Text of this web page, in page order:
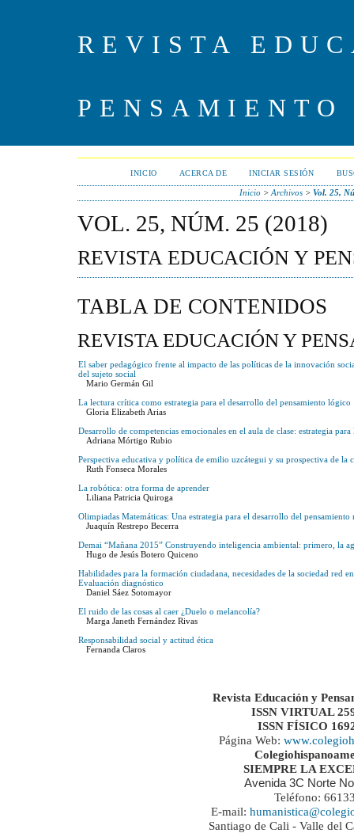
REVISTA
PENSAMIENTO
INICIO ACERCA DE INICIAR SESIÓN
Inicio> Archivos> Vol. 25,
VOL. 25, NÚM. 25 (2018)
REVISTA EDUCACIÓN Y
TABLA DE CONTENIDOS
REVISTA EDUCACIÓN Y
El saber pedagógico frente al impacto de las políticas de la innovación
del sujeto social
Mario Germán Gil
La lectura crítica como estrategia para el desarrollo del pensamiento lógico
Gloria Elizabeth Arias
Desarrollo de competencias emocionales en el aula de clase: estrategia
Adriana Mórtigo Rubio
Perspectiva educativa y política de emilio uzcátegui y su prospectiva de la
Ruth Fonseca Morales
La robótica: otra forma de aprender
Liliana Patricia Quiroga
Olimpiadas Matemáticas: Una estrategia para el desarrollo del pensamiento
Juaquín Restrepo Becerra
Demai “Mañana 2015” Construyendo inteligencia ambiental: primero, la
Hugo de Jesús Botero Quiceno
Habilidades para la formación ciudadana, necesidades de la sociedad red
Evaluación diagnóstico
Daniel Sáez Sotomayor
El ruido de las cosas al caer ¿Duelo o melancolía?
Marga Janeth Fernández Rivas
Responsabilidad social y actitud ética
Fernanda Claros
Revista Educación y
ISSN VIRTUAL
ISSN FÍSICO
Página Web:
SIEMPRE LA
Avenida 3C Norte
Teléfono:
E-mail:
Santiago de Cali - Valle del